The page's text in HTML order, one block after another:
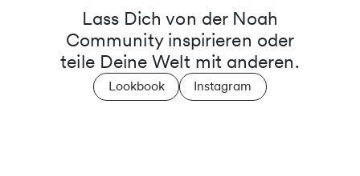
Lass Dich von der Noah
Community inspirieren oder
teile Deine Welt mit anderen.
Lookbook Instagram